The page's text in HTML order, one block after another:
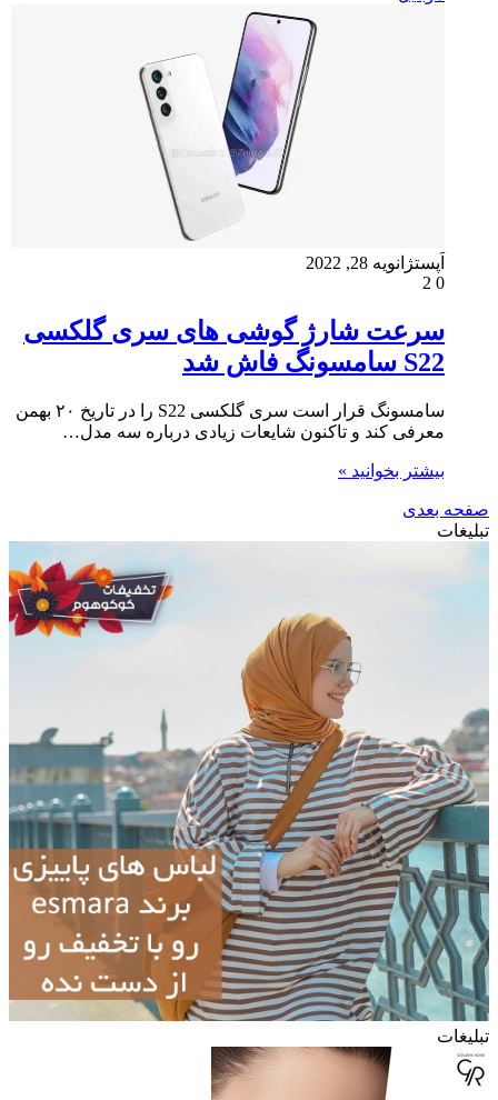
اَپستژانویه 28, 2022
0
سرعت شارژ گوشی های سری گلکسی
S22 سامسونگ فاش شد
سامسونگ قرار است سری گلکسی S22 را در تاریخ ۲۰ بهمن
معرفی کند و تاکنون شایعات زیادی درباره سه مدل…
بیشتر بخوانید »
صفحه بعدی
تبلیغات
تبلیغات